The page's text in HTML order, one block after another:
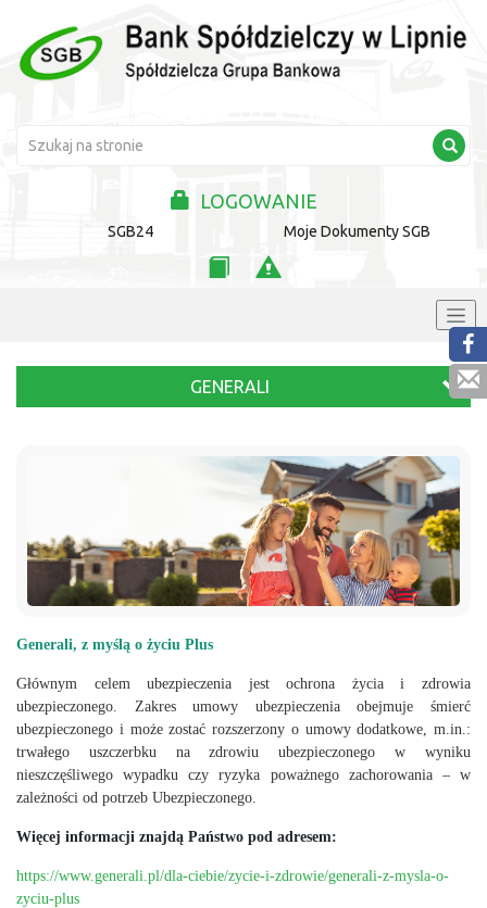
LOGOWANIE
SGB24 Moje Dokumenty SGB
GENERALI
Generali, z myślą o życiu Plus
Głównym celem ubezpieczenia jest ochrona życia i zdrowia
ubezpieczonego. Zakres umowy ubezpieczenia obejmuje śmierć
ubezpieczonego i może zostać rozszerzony o umowy dodatkowe, m.in.:
trwałego uszczerbku na zdrowiu ubezpieczonego w wyniku
nieszczęśliwego wypadku czy ryzyka poważnego zachorowania – w
zależności od potrzeb Ubezpieczonego.
Więcej informacji znajdą Państwo pod adresem:
https://www.generali.pl/dla-ciebie/zycie-i-zdrowie/generali-z-mysla-o-
zyciu-plus